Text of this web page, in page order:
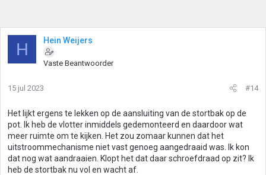
H Hein Weijers
Vaste Beantwoorder
15 jul 2023 #14
Het lijkt ergens te lekken op de aansluiting van de stortbak op de
pot. Ik heb de vlotter inmiddels gedemonteerd en daardoor wat
meer ruimte om te kijken. Het zou zomaar kunnen dat het
uitstroommechanisme niet vast genoeg aangedraaid was. Ik kon
dat nog wat aandraaien. Klopt het dat daar schroefdraad op zit? Ik
heb de stortbak nu vol en wacht af.